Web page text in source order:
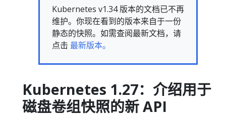
Kubernetes v1.34 版本的文档已不再
维护。你现在看到的版本来自于一份
静态的快照。如需查阅最新文档，请
点击 最新版本。
Kubernetes 1.27：介绍用于
磁盘卷组快照的新 API